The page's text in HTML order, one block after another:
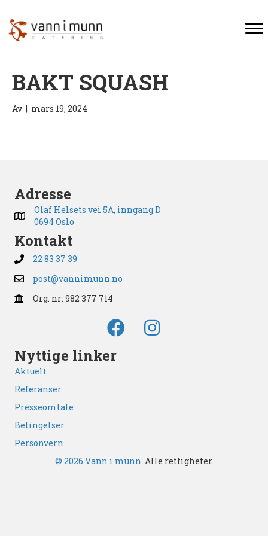
BAKT SQUASH
Av | mars 19, 2024
Adresse
Olaf Helsets vei 5A, inngang D
0694 Oslo
Kontakt
22 83 37 39
post@vannimunn.no
Org. nr: 982 377 714
Nyttige linker
Aktuelt
Referanser
Presseomtale
Betingelser
Personvern
© 2026 Vann i munn. Alle rettigheter.